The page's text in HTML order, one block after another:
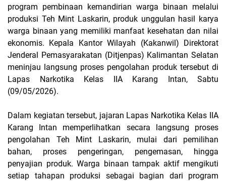
program pembinaan kemandirian warga binaan melalui
produksi Teh Mint Laskarin, produk unggulan hasil karya
warga binaan yang memiliki manfaat kesehatan dan nilai
ekonomis. Kepala Kantor Wilayah (Kakanwil) Direktorat
Jenderal Pemasyarakatan (Ditjenpas) Kalimantan Selatan
meninjau langsung proses pengolahan produk tersebut di
Lapas Narkotika Kelas IIA Karang Intan, Sabtu
(09/05/2026).
Dalam kegiatan tersebut, jajaran Lapas Narkotika Kelas IIA
Karang Intan memperlihatkan secara langsung proses
pengolahan Teh Mint Laskarin, mulai dari pemilihan
bahan, proses pengeringan, pengemasan, hingga
penyajian produk. Warga binaan tampak aktif mengikuti
setiap tahapan produksi sebagai bagian dari program